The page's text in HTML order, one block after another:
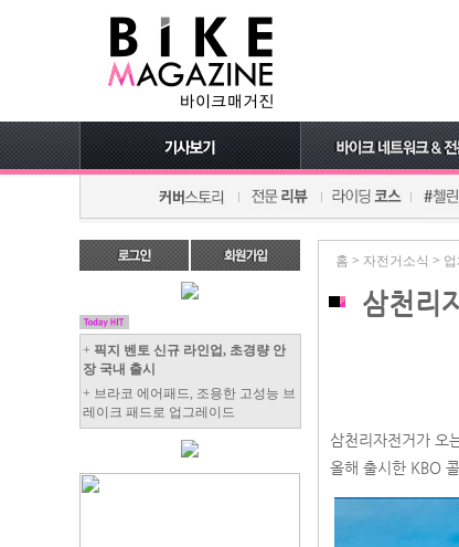
+ 픽지 벤토 신규 라인업, 초경량 안
장 국내 출시
+ 브라코 에어패드, 조용한 고성능 브
레이크 패드로 업그레이드
홈 > 자전거소식 >
삼천리
삼천리자전거가 오
올해 출시한 KBO